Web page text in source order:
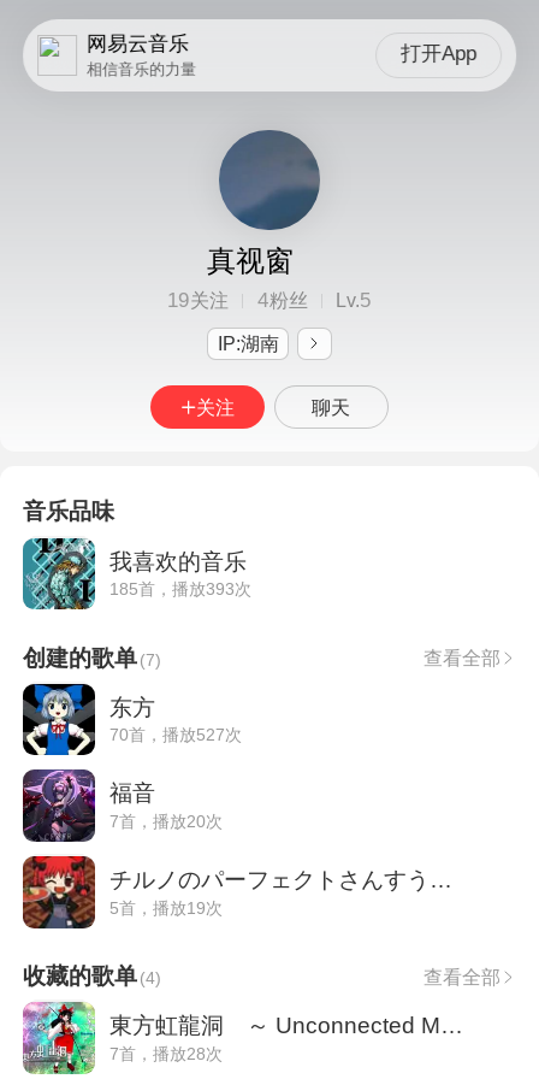
网易云音乐
相信音乐的力量
打开App
真视窗
19关注 4粉丝 Lv.5
IP:湖南
关注 聊天
音乐品味
我喜欢的音乐
185首，播放393次
创建的歌单(7) 查看全部
东方
70首，播放527次
福音
7首，播放20次
チルノのパーフェクトさんすう教室 ⑨周年バージョン
5首，播放19次
收藏的歌单(4) 查看全部
東方虹龍洞 ～ Unconnected Marketeers
7首，播放28次